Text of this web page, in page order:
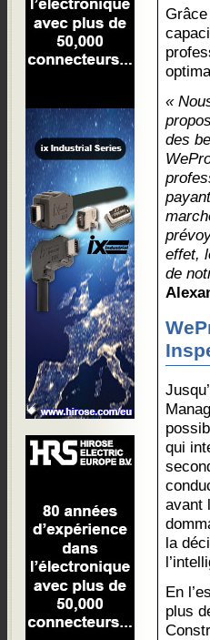
«
des
effet,
de
qui
avant
la
En
plus